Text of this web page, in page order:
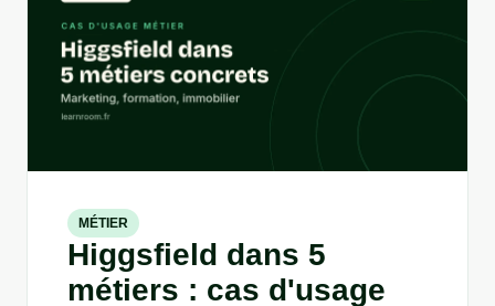
MÉTIER
Higgsfield dans 5
métiers : cas d'usage